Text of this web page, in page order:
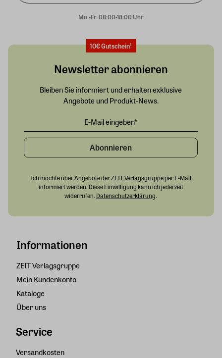
Mo.-Fr. 08:00-18:00 Uhr
Informationen
ZEIT Verlagsgruppe
Mein Kundenkonto
Kataloge
Über uns
Service
Versandkosten
10€ Gutschein¹
Newsletter abonnieren
Bleiben Sie informiert und erhalten exklusive
Angebote und Produkt-News.
Abonnieren
Ich möchte über Angebote derZEIT Verlagsgruppeper E-Mail
informiert werden. Diese Einwilligung kann ich jederzeit
widerrufen. Datenschutzerklärung.